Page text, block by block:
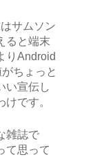
サムソン
ると端末
りAndroid
ちょっと
い宣伝し
です。
雑誌で
て思って